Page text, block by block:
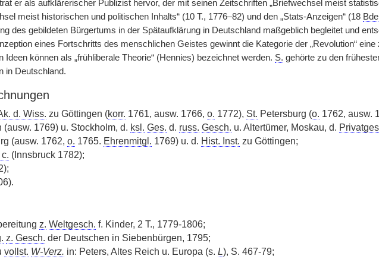
er als aufklärerischer Publizist hervor, der mit seinen Zeitschriften „Briefwechsel meist
meist historischen und politischen Inhalts“ (10 T., 1776–82) und den „Stats-Anzeigen“ (18
des gebildeten Bürgertums in der Spätaufklärung in Deutschland maßgeblich begleitet und
eines Fortschritts des menschlichen Geistes gewinnt die Kategorie der „Revolution“
Ideen können als „frühliberale Theorie“ (Hennies) bezeichnet werden. S. gehörte zu den
in Deutschland.
d. Wiss. zu Göttingen (korr. 1761, ausw. 1766, o. 1772), St. Petersburg (o. 1762, ausw.
(ausw. 1769) u. Stockholm, d. ksl. Ges. d. russ. Gesch. u. Altertümer, Moskau, d.
(ausw. 1762, o. 1765. Ehrenmitgl. 1769) u. d. Hist. Inst. zu Göttingen;
c. (Innsbruck 1782);
z. Weltgesch. f. Kinder, 2 T., 1779-1806;
z. Gesch. der Deutschen in Siebenbürgen, 1795;
vollst. W-Verz. in: Peters, Altes Reich u. Europa (s. L), S. 467-79;